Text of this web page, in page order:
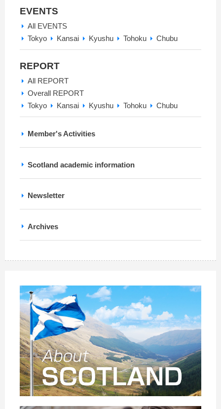
EVENTS
All EVENTS
Tokyo
Kansai Kyushu Tohoku Chubu
REPORT
All REPORT
Overall REPORT
Tokyo
Kansai Kyushu Tohoku Chubu
Member's Activities
Scotland academic information
Newsletter
Archives